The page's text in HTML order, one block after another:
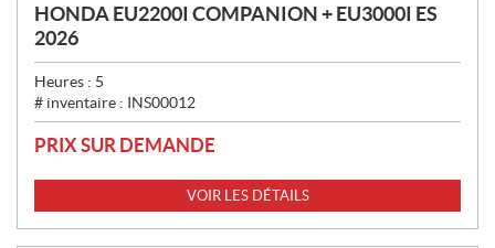
HONDA EU2200I COMPANION + EU3000I ES
2026
Heures : 5
# inventaire : INS00012
PRIX SUR DEMANDE
VOIR LES DÉTAILS